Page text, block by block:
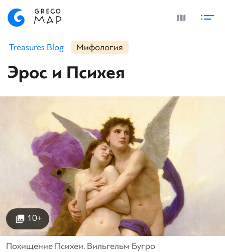
Treasures Blog Мифология
Эрос и Психея
10+
Похищение Психеи. Вильгельм Бугро